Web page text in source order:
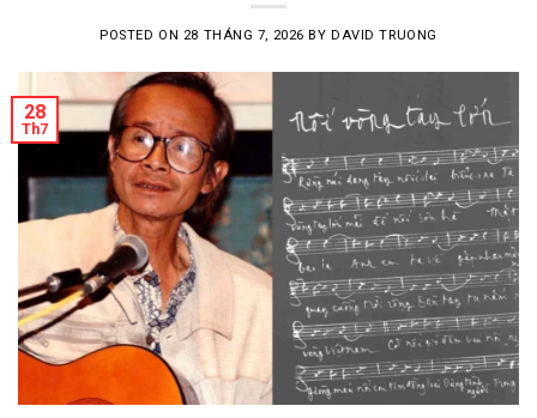
POSTED ON 28 THÁNG 7, 2026 BYDAVID TRUONG
28
Th7